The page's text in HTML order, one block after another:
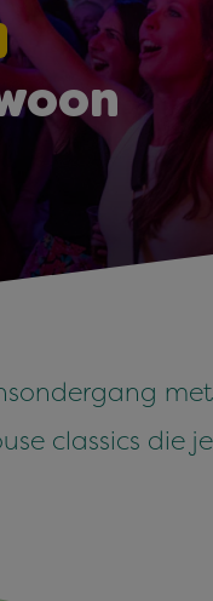
classics die